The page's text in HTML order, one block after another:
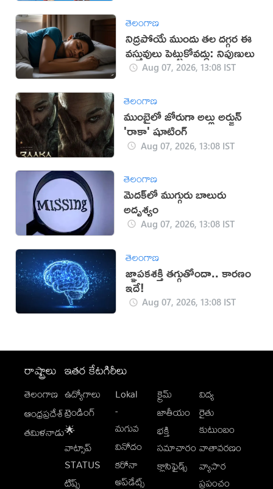
తెలంగాణ
నిద్రపోయే ముందు తల దగ్గర ఈ
వస్తువులు పెట్టుకోవద్దు: నిపుణులు
Aug 07, 2026, 13:08 IST
తెలంగాణ
ముంబైలో జోరుగా అల్లు అర్జున్
'రాకా' షూటింగ్
Aug 07, 2026, 13:08 IST
తెలంగాణ
మెదక్‌లో ముగ్గురు బాలురు
అదృశ్యం
Aug 07, 2026, 13:08 IST
తెలంగాణ
జ్ఞాపకశక్తి తగ్గుతోందా.. కారణం
ఇదే!
Aug 07, 2026, 13:08 IST
రాష్ట్రాలు
తెలంగాణ
ఆంధ్రప్రదేశ్
తమిళనాడు
ఇతర కేటగిరీలు
ఉద్యోగాలు
ట్రెండింగ్
🌟
వాట్సాప్
STATUS
టిప్స్
Lokal
-
మగువ
వినోదం
కరోనా
అప్‌డేట్స్
క్రైమ్
జాతీయం
భక్తి
సమాచారం
క్లాసిఫైడ్స్
విద్య
రైతు
కుటుంబం
వాతావరణం
వ్యాపార
ప్రపంచం